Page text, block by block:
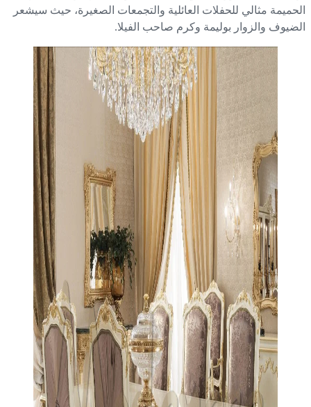
مثالي للحفلات العائلية والتجمعات الصغيرة، حيث سيشعر
والزوار بوليمة وكرم صاحب الفيلا.